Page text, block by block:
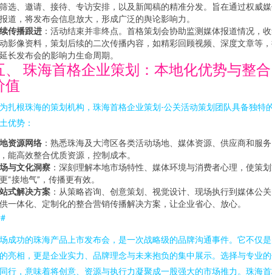
选、邀请、接待、专访安排，以及新闻稿的精准分发。旨在通过权威
道，将发布会信息放大，形成广泛的舆论影响力。
传播跟进 ：活动结束并非终点。首格策划会协助监测媒体报道情况，
影像资料，策划后续的二次传播内容，如精彩回顾视频、深度文章等
长发布会的影响力生命周期。
、 珠海首格企业策划：本地化优势与整合
值
扎根珠海的策划机构，珠海首格企业策划-公关活动策划团队具备独特
优势：
资源网络 ：熟悉珠海及大湾区各类活动场地、媒体资源、供应商和服务
能高效整合优质资源，控制成本。
与文化洞察 ：深刻理解本地市场特性、媒体环境与消费者心理，使策
“接地气”，传播更有效。
式解决方案 ：从策略咨询、创意策划、视觉设计、现场执行到媒体公
一体化、定制化的整合营销传播解决方案，让企业省心、放心。
成功的珠海产品上市发布会，是一次战略级的品牌沟通事件。它不仅
亮相，更是企业实力、品牌理念与未来抱负的集中展示。选择与专业
行，意味着将创意、资源与执行力凝聚成一股强大的市场推力。珠海